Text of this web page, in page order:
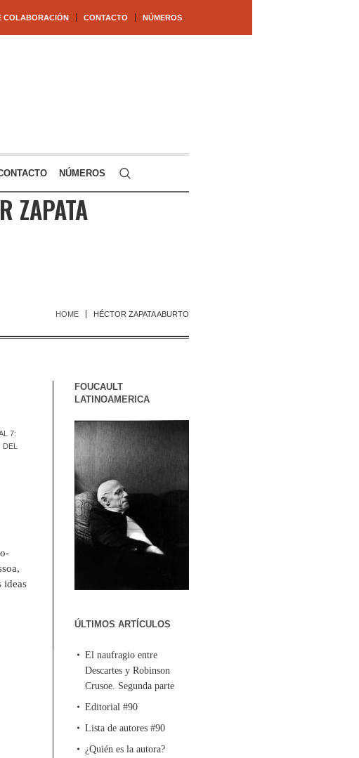
COLABORACIÓN CONTACTO NÚMEROS
NÚMEROS
ZAPATA
HOME HÉCTOR ZAPATA ABURTO
7:
ideas
FOUCAULT
LATINOAMERICA
ÚLTIMOS ARTÍCULOS
El naufragio entre
Descartes y Robinson
Crusoe. Segunda parte
Editorial #90
Lista de autores #90
¿Quién es la autora?